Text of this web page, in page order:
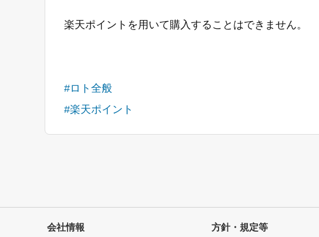
楽天ポイントを用いて購入することはできません。
#ロト全般
#楽天ポイント
会社情報 方針・規定等